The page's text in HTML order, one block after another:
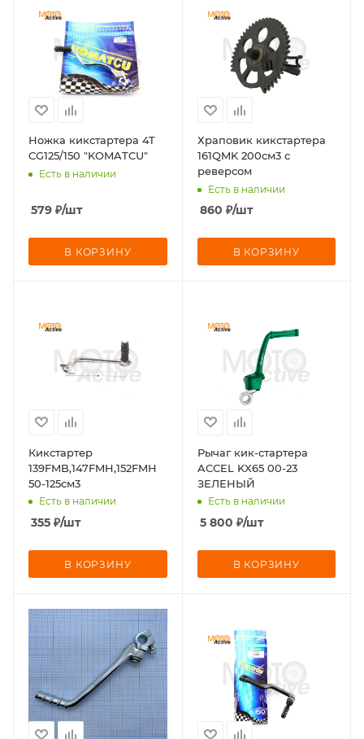
Ножка кикстартера 4T
CG125/150 "KOMATCU"
Есть в наличии
579 ₽/шт
В КОРЗИНУ
Храповик кикстартера
161QMK 200см3 с
реверсом
Есть в наличии
860 ₽/шт
В КОРЗИНУ
Кикстартер
139FMB,147FMH,152FMH
50-125см3
Есть в наличии
355 ₽/шт
В КОРЗИНУ
Рычаг кик-стартера
ACCEL KX65 00-23
ЗЕЛЕНЫЙ
Есть в наличии
5 800 ₽/шт
В КОРЗИНУ